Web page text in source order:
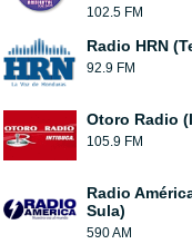
102.5 FM
Radio HRN
92.9 FM
Otoro Radio
105.9 FM
Radio
Sula)
590 AM